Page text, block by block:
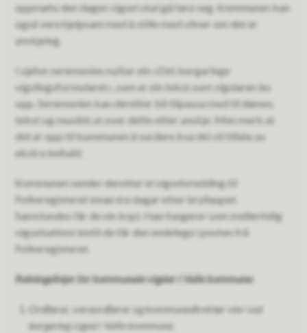
oppmøte den dagen vigsel skal gå føre seg. Kommunen kan
også vere hjelpsam med å stille med vitner om det er
ynskjeleg.
I sjølve seremonien nyttar ein «Det borgarlege
vigslingsformularet», som er ein tekst som vigslaren les
opp. Seremonien kan deretter bli tilpassa med til dømes
tekst og musikk ut over dette etter ynskje. Men merk at
det er opp til kommunen å vurdere kva dei vil tillate av
ekstra innhald.
Kommunen sender deretter ei vigselsmelding til
Folkeregisteret innan tre dagar etter bryllaupet.
Samstundes får de ein kopi. Han fungerer som midlertidig
vigselsattest inntil de får den endelege i posten frå
Folkeregisteret.
Retningslinjer for kommunale vigsler i Valle kommune:
Ordførar, varaordførar og kommunedirektør vier ved
borgarleg vigsel i Valle kommune.